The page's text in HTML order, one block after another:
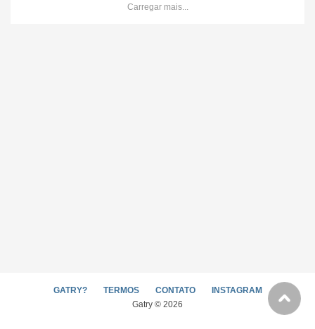
Carregar mais...
GATRY? TERMOS CONTATO
INSTAGRAM
Gatry © 2026